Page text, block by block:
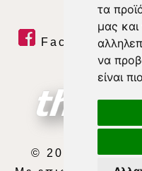
τα
μας και
να
είναι
Facebook|
© 2026